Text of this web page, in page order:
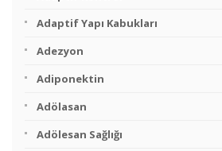
Adaptif Yapı Kabukları
Adezyon
Adiponektin
Adölasan
Adölesan Sağlığı